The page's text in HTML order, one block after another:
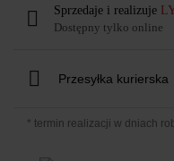
Sprzedaje i realizuje
Dostępny tylko online
Przesyłka kurierska
* termin realizacji w dniach